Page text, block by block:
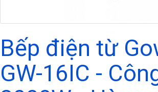
Bếp điện từ
GW-16IC -